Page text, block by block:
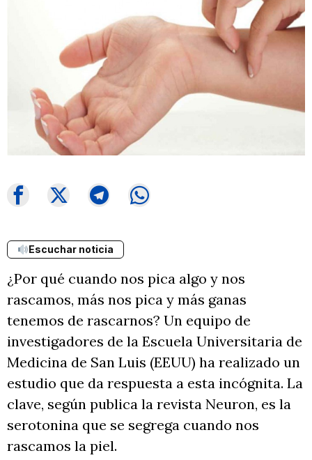
Escuchar noticia
¿Por qué cuando nos pica algo y nos
rascamos, más nos pica y más ganas
tenemos de rascarnos? Un equipo de
investigadores de la Escuela Universitaria de
Medicina de San Luis (EEUU) ha realizado un
estudio que da respuesta a esta incógnita. La
clave, según publica la revista Neuron, es la
serotonina que se segrega cuando nos
rascamos la piel.